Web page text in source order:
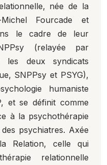
née de la
Fourcade et
le cadre de leur
(relayée par
les deux syndicats
SNPPsy et PSYG),
humaniste
et se définit comme
à la psychothérapie
psychiatres. Axée
Relation, celle qui
relationnelle